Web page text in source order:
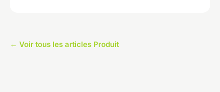
← Voir tous les articles Produit